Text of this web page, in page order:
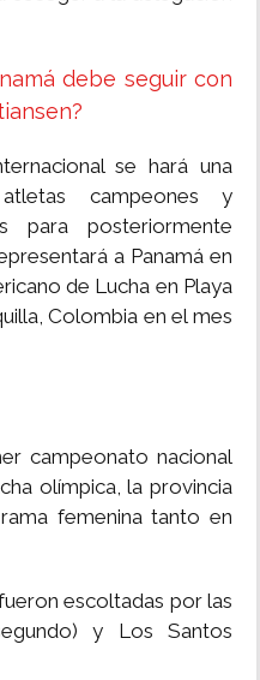
debe seguir con
se hará una
campeones y
para posteriormente
a Panamá en
de Lucha en Playa
Colombia en el mes
campeonato nacional
olímpica, la provincia
femenina tanto en
escoltadas por las
y Los Santos